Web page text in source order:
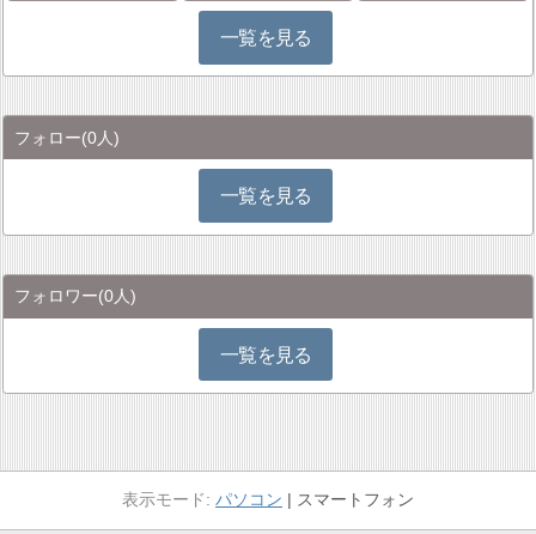
一覧を見る
フォロー(0人)
一覧を見る
フォロワー(0人)
一覧を見る
パソコン スマートフォン